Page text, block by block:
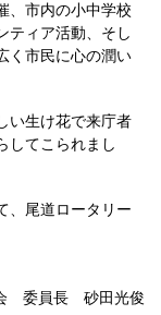
、市内の小中学校
ティア活動、そし
く市民に心の潤い
い生け花で来庁者
してこられまし
、尾道ロータリー
会 委員長 砂田光俊